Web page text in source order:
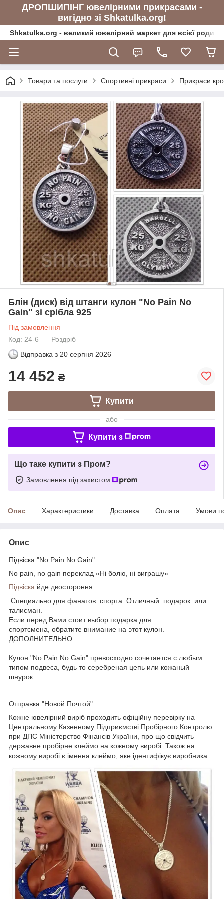
ДРОПШИПІНГ ювелірними прикрасами -
вигідно зі Shkatulka.org!
Shkatulka.org - великий ювелірний маркет для всієї
Товари та послуги Спортивні прикраси Прикраси
Блін (диск) від штанги кулон "No Pain No
Gain" зі срібла 925
Під замовлення
Код: 24-6
Роздріб
Відправка з 20 серпня 2026
14 452 ₴
Купити
або
Купити з
Що таке купити з Пром?
Замовлення під захистом
Опис Характеристики Доставка Оплата Умови
Опис
Підвіска "No Pain No Gain"
No pain, no gain переклад «Ні болю, ні виграшу»
Підвіска йде двостороння
Специально для фанатов спорта. Отличный подарок или
талисман.
Если перед Вами стоит выбор подарка для
спортсмена, обратите внимание на этот кулон.
ДОПОЛНИТЕЛЬНО:
Кулон "No Pain No Gain" превосходно сочетается с любым
типом подвеса, будь то серебреная цепь или кожаный
шнурок.
Отправка "Новой Почтой"
Кожне ювелірний виріб проходить офіційну перевірку на
Центральному Казенному Підприємстві Пробірного Контролю
при ДПС Міністерство Фінансів України, про що свідчить
державне пробірне клеймо на кожному виробі. Також на
кожному виробі є іменна клеймо, яке ідентифікує виробника.